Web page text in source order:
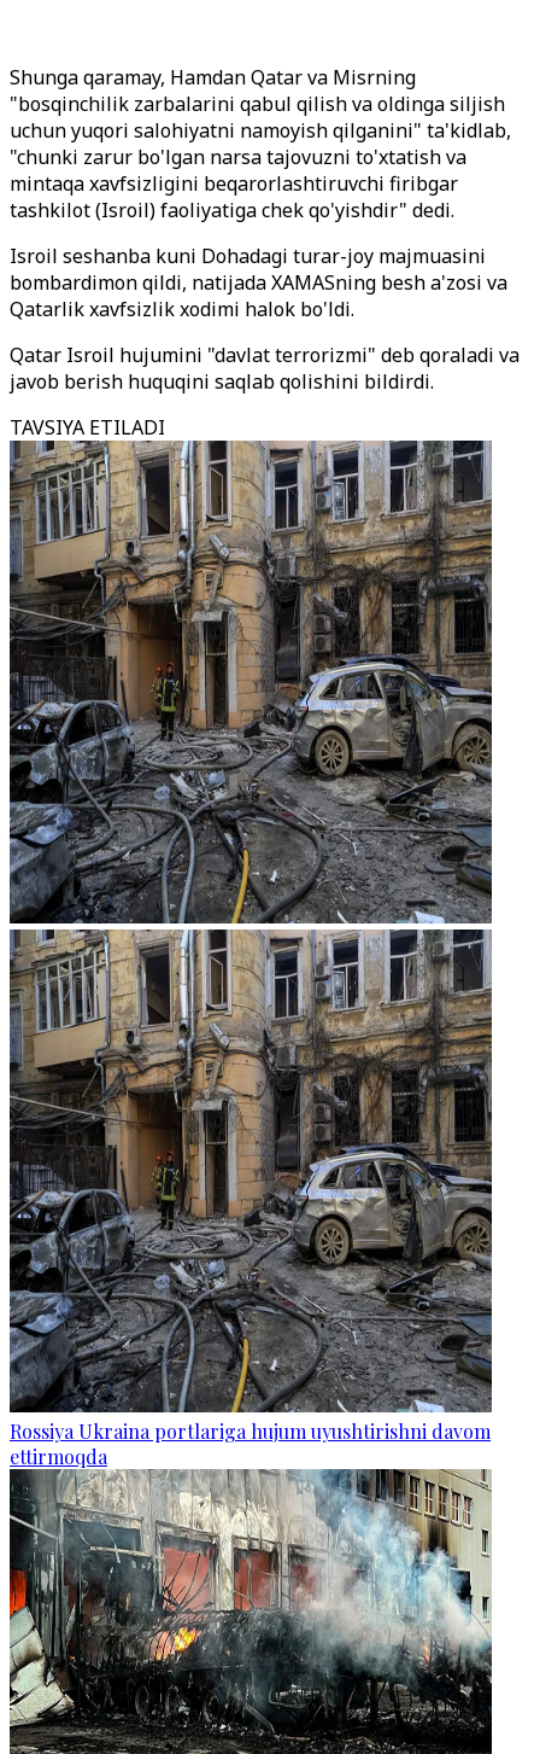
Shunga qaramay, Hamdan Qatar va Misrning
"bosqinchilik zarbalarini qabul qilish va oldinga siljish
uchun yuqori salohiyatni namoyish qilganini" ta'kidlab,
"chunki zarur bo'lgan narsa tajovuzni to'xtatish va
mintaqa xavfsizligini beqarorlashtiruvchi firibgar
tashkilot (Isroil) faoliyatiga chek qo'yishdir" dedi.
Isroil seshanba kuni Dohadagi turar-joy majmuasini
bombardimon qildi, natijada XAMASning besh a'zosi va
Qatarlik xavfsizlik xodimi halok bo'ldi.
Qatar Isroil hujumini "davlat terrorizmi" deb qoraladi va
javob berish huquqini saqlab qolishini bildirdi.
TAVSIYA ETILADI
Rossiya Ukraina portlariga hujum uyushtirishni davom
ettirmoqda